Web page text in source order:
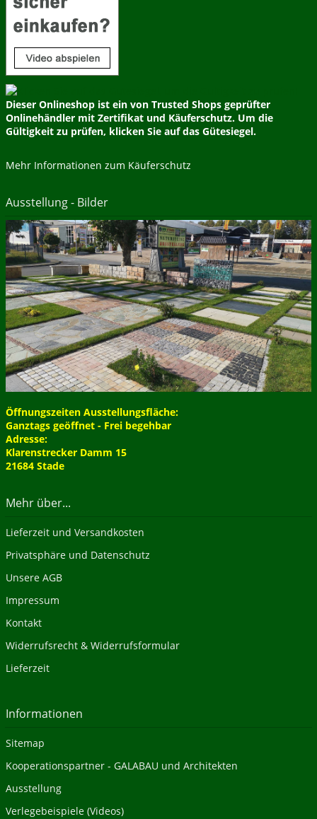
Dieser Onlineshop ist ein von Trusted Shops geprüfter
Onlinehändler mit Zertifikat und Käuferschutz. Um die
Gültigkeit zu prüfen, klicken Sie auf das Gütesiegel.
Mehr Informationen zum Käuferschutz
Ausstellung - Bilder
Öffnungszeiten Ausstellungsfläche:
Ganztags geöffnet - Frei begehbar
Adresse:
Klarenstrecker Damm 15
21684 Stade
Mehr über...
Lieferzeit und Versandkosten
Privatsphäre und Datenschutz
Unsere AGB
Impressum
Kontakt
Widerrufsrecht & Widerrufsformular
Lieferzeit
Informationen
Sitemap
Kooperationspartner - GALABAU und Architekten
Ausstellung
Verlegebeispiele (Videos)